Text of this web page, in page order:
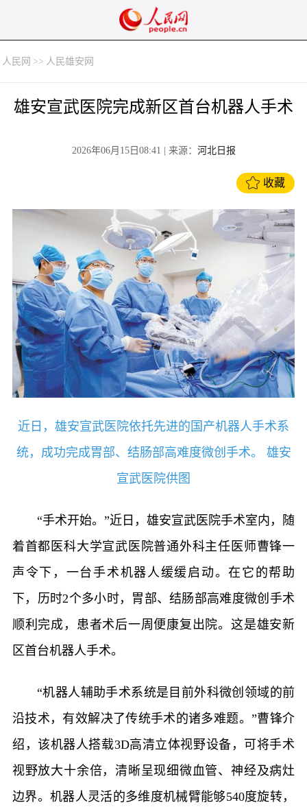
人民网 >> 人民雄安网
雄安宣武医院完成新区首台机器人手术
2026年06月15日08:41 | 来源： 河北日报
收藏
近日，雄安宣武医院依托先进的国产机器人手术系
统，成功完成胃部、结肠部高难度微创手术。 雄安
宣武医院供图
“手术开始。”近日，雄安宣武医院手术室内，随
着首都医科大学宣武医院普通外科主任医师曹锋一
声令下，一台手术机器人缓缓启动。在它的帮助
下，历时2个多小时，胃部、结肠部高难度微创手术
顺利完成，患者术后一周便康复出院。这是雄安新
区首台机器人手术。
“机器人辅助手术系统是目前外科微创领域的前
沿技术，有效解决了传统手术的诸多难题。”曹锋介
绍，该机器人搭载3D高清立体视野设备，可将手术
视野放大十余倍，清晰呈现细微血管、神经及病灶
边界。机器人灵活的多维度机械臂能够540度旋转，